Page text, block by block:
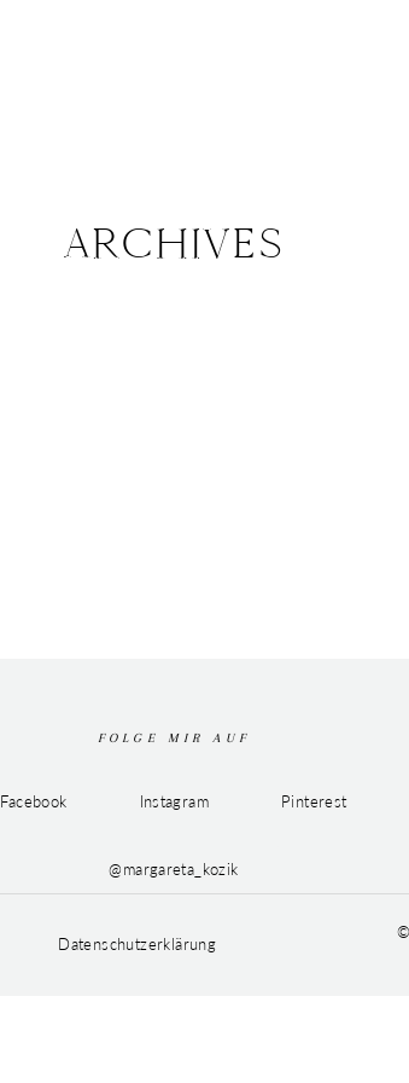
ARCHIVES
FOLGE MIR AUF
Facebook Instagram Pinterest
@margareta_kozik
Datenschutzerklärung